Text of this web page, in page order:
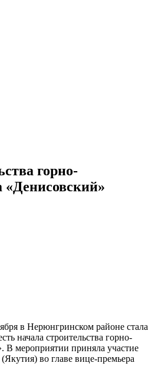
горно-
«Денисовский»
в Нерюнгринском районе стала
начала строительства горно-
В мероприятии приняла участие
во главе вице-премьера